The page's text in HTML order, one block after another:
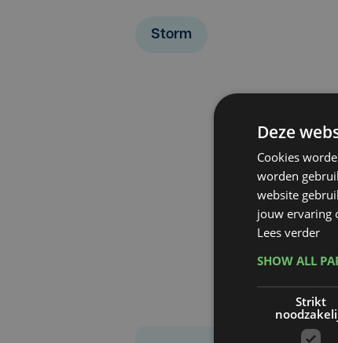
Storm
Deze
Cookies
worden
website
jouw ervaring
Lees verder
SHOW ALL
Strikt